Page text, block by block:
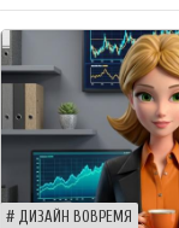
ДИЗАЙН ВОВРЕМЯ